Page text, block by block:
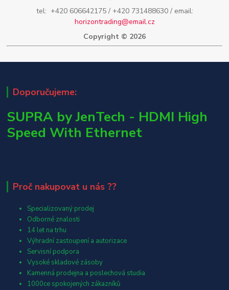
tel: +420 606642175 / +420 731488630 / email:
horizontrading@email.cz
Copyright © 2026
Doporučujeme:
SUPRA by JenTech - HDMI High
Speed With Ethernet
Proč nakupovat u nás ??
Specializovaný prodej
Odborné znalosti
14 let na trhu
Výhradní zastoupení a autorizace
Servisní podpora
Vysoké skladové zásoby
Kamenná prodejna a poslechová studia
1000ce spokojených zákazníků